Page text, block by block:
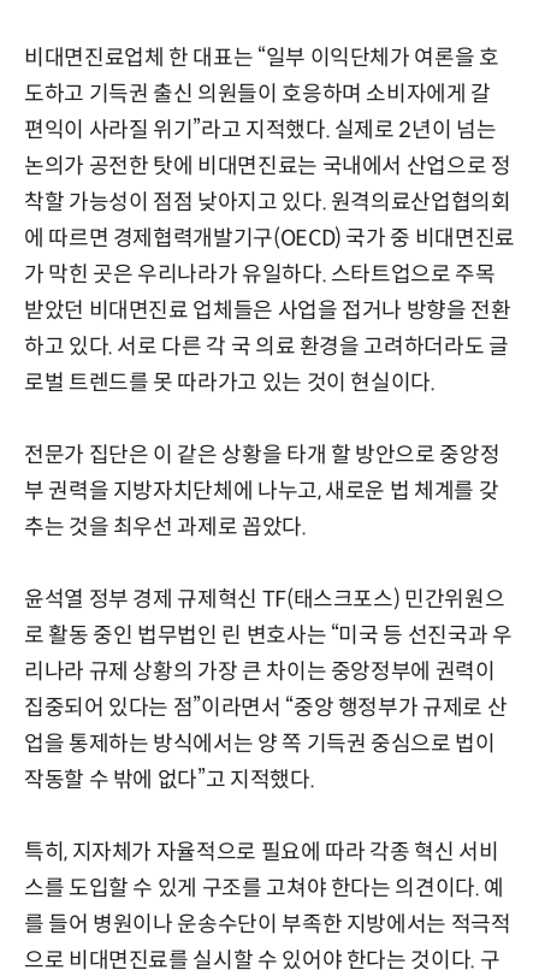
비대면진료업체 한 대표는 “일부 이익단체가 여론을 호
도하고 기득권 출신 의원들이 호응하며 소비자에게 갈
편익이 사라질 위기”라고 지적했다. 실제로 2년이 넘는
논의가 공전한 탓에 비대면진료는 국내에서 산업으로 정
착할 가능성이 점점 낮아지고 있다. 원격의료산업협의회
에 따르면 경제협력개발기구(OECD) 국가 중 비대면진료
가 막힌 곳은 우리나라가 유일하다. 스타트업으로 주목
받았던 비대면진료 업체들은 사업을 접거나 방향을 전환
하고 있다. 서로 다른 각 국 의료 환경을 고려하더라도 글
로벌 트렌드를 못 따라가고 있는 것이 현실이다.
전문가 집단은 이 같은 상황을 타개 할 방안으로 중앙정
부 권력을 지방자치단체에 나누고, 새로운 법 체계를 갖
추는 것을 최우선 과제로 꼽았다.
윤석열 정부 경제 규제혁신 TF(태스크포스) 민간위원으
로 활동 중인 법무법인 린 변호사는 “미국 등 선진국과 우
리나라 규제 상황의 가장 큰 차이는 중앙정부에 권력이
집중되어 있다는 점”이라면서 “중앙 행정부가 규제로 산
업을 통제하는 방식에서는 양 쪽 기득권 중심으로 법이
작동할 수 밖에 없다”고 지적했다.
특히, 지자체가 자율적으로 필요에 따라 각종 혁신 서비
스를 도입할 수 있게 구조를 고쳐야 한다는 의견이다. 예
를 들어 병원이나 운송수단이 부족한 지방에서는 적극적
으로 비대면진료를 실시할 수 있어야 한다는 것이다. 구